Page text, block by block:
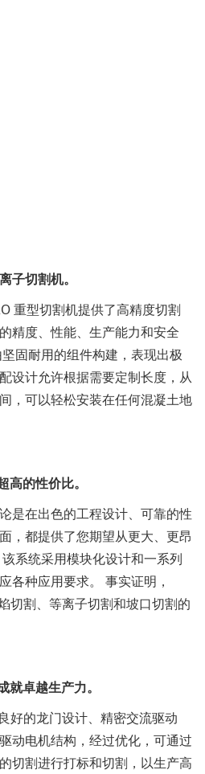
子切割机。
重型切割机提供了高精度切割
精度、性能、生产能力和安全
固耐用的组件构建，表现出极
设计允许根据需要定制长度，从
，可以轻松安装在任何混凝土地
高的性价比。
是在出色的工程设计、可靠的性
，都提供了您期望从更大、更昂
系统采用模块化设计和一系列
各种应用要求。 事实证明，
切割、等离子切割和坡口切割的
就卓越生产力。
好的龙门设计、精密交流驱动
动电机结构，经过优化，可通过
切割进行打标和切割，以生产高